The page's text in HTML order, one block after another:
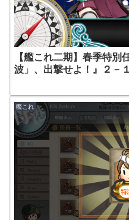
【艦これ二期】春季特別
波」、出撃せよ！』２－
艦これ